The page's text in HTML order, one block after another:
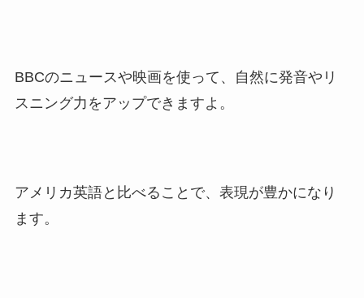
BBCのニュースや映画を使って、自然に発音やリ
スニング力をアップできますよ。
アメリカ英語と比べることで、表現が豊かになり
ます。